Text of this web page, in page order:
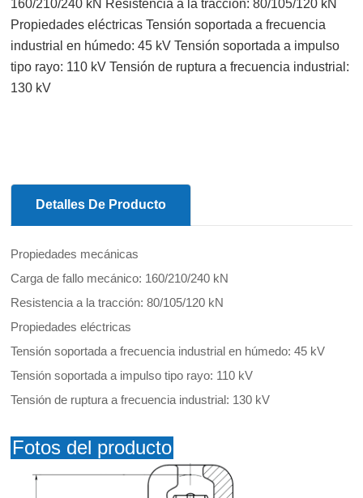
160/210/240 kN Resistencia a la tracción: 80/105/120 kN
Propiedades eléctricas Tensión soportada a frecuencia
industrial en húmedo: 45 kV Tensión soportada a impulso
tipo rayo: 110 kV Tensión de ruptura a frecuencia industrial:
130 kV
Detalles De Producto
Propiedades mecánicas
Carga de fallo mecánico: 160/210/240 kN
Resistencia a la tracción: 80/105/120 kN
Propiedades eléctricas
Tensión soportada a frecuencia industrial en húmedo: 45 kV
Tensión soportada a impulso tipo rayo: 110 kV
Tensión de ruptura a frecuencia industrial: 130 kV
Fotos del producto